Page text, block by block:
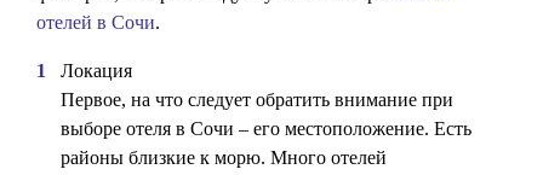
отелей в Сочи.
Локация
Первое, на что следует обратить внимание при
выборе отеля в Сочи – его местоположение. Есть
районы близкие к морю. Много отелей